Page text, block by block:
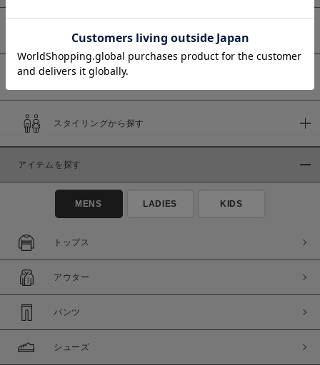
商品タイプ
通常商品
セール価格
在庫
在庫あり
予約商品
スタイリングから探す
アイテムを探す
MENS LADIES KIDS
トップス
アウター
パンツ
シューズ